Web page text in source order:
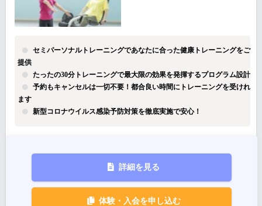
セミパーソナルトレーニングであなたに合った健康トレーニングをご
提供
たったの30分トレーニングで最大限の効果を発揮するプログラム設計
予約もキャンセルは一切不要！都合良い時間にトレーニングを受けれ
ます
新型コロナウイルス感染予防対策を徹底実施で安心！
詳細を見る
体験・入会を申し込む